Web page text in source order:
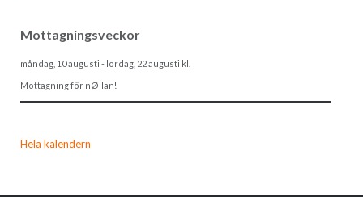
Mottagningsveckor
måndag, 10 augusti - lördag, 22 augusti kl.
Mottagning för nØllan!
Hela kalendern